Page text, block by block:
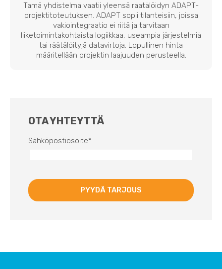
Tämä yhdistelmä vaatii yleensä räätälöidyn ADAPT-
projektitoteutuksen. ADAPT sopii tilanteisiin, joissa
vakiointegraatio ei riitä ja tarvitaan
liiketoimintakohtaista logiikkaa, useampia järjestelmiä
tai räätälöityjä datavirtoja. Lopullinen hinta
määritellään projektin laajuuden perusteella.
OTA YHTEYTTÄ
Sähköpostiosoite*